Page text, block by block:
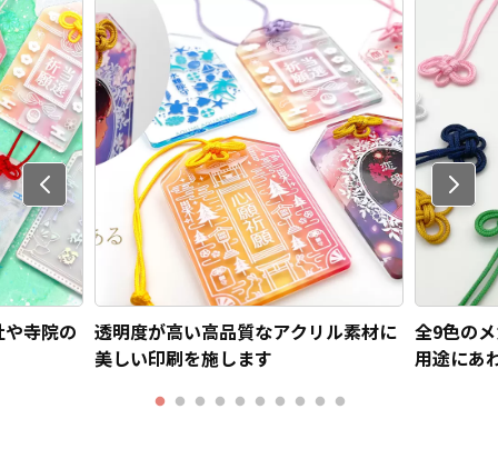
Previo
us
寺院の
透明度が高い高品質なアクリル素材に
美しい印刷を施します
全9色の
用途にあ